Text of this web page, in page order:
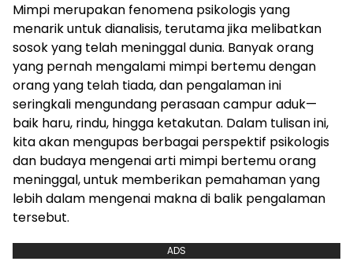
Mimpi merupakan fenomena psikologis yang
menarik untuk dianalisis, terutama jika melibatkan
sosok yang telah meninggal dunia. Banyak orang
yang pernah mengalami mimpi bertemu dengan
orang yang telah tiada, dan pengalaman ini
seringkali mengundang perasaan campur aduk—
baik haru, rindu, hingga ketakutan. Dalam tulisan ini,
kita akan mengupas berbagai perspektif psikologis
dan budaya mengenai arti mimpi bertemu orang
meninggal, untuk memberikan pemahaman yang
lebih dalam mengenai makna di balik pengalaman
tersebut.
ADS